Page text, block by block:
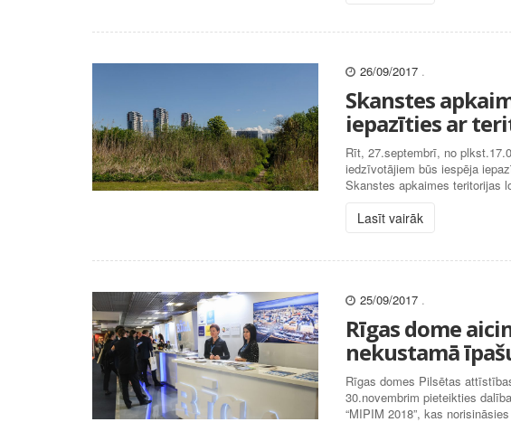
26/09/2017 .
Skanstes
iepazīties ar
Rīt, 27.septembrī, no
iedzīvotājiem būs iespēja
Skanstes apkaimes teritorijas
Lasīt vairāk
25/09/2017 .
Rīgas dome
nekustamā
Rīgas domes Pilsētas
30.novembrim pieteikties
“MIPIM 2018”, kas